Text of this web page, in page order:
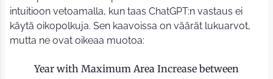
intuitioon vetoamalla, kun taas ChatGPT:n vastaus ei
käytä oikopolkuja. Sen kaavoissa on väärät lukuarvot,
mutta ne ovat oikeaa muotoa:
Year with Maximum Area Increase between